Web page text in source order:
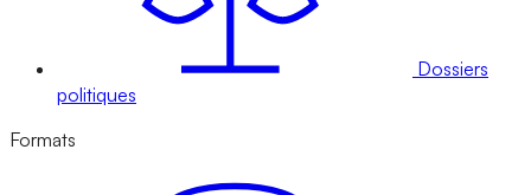
Dossiers
politiques
Formats